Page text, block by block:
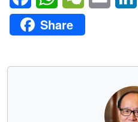
Share